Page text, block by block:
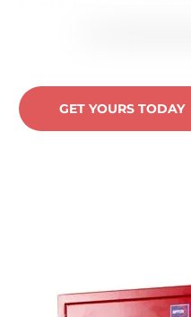
GET YOURS TODAY